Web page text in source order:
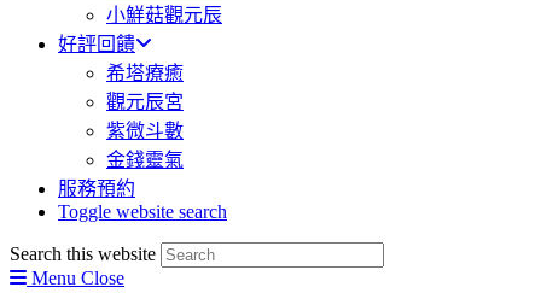
小鮮菇觀元辰
好評回饋
希塔療癒
觀元辰宮
紫微斗數
金錢靈氣
服務預約
Toggle website search
Search this website
Menu Close